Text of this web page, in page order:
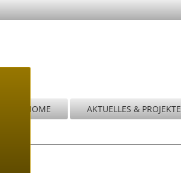
HOME AKTUELLES & PROJEKTE